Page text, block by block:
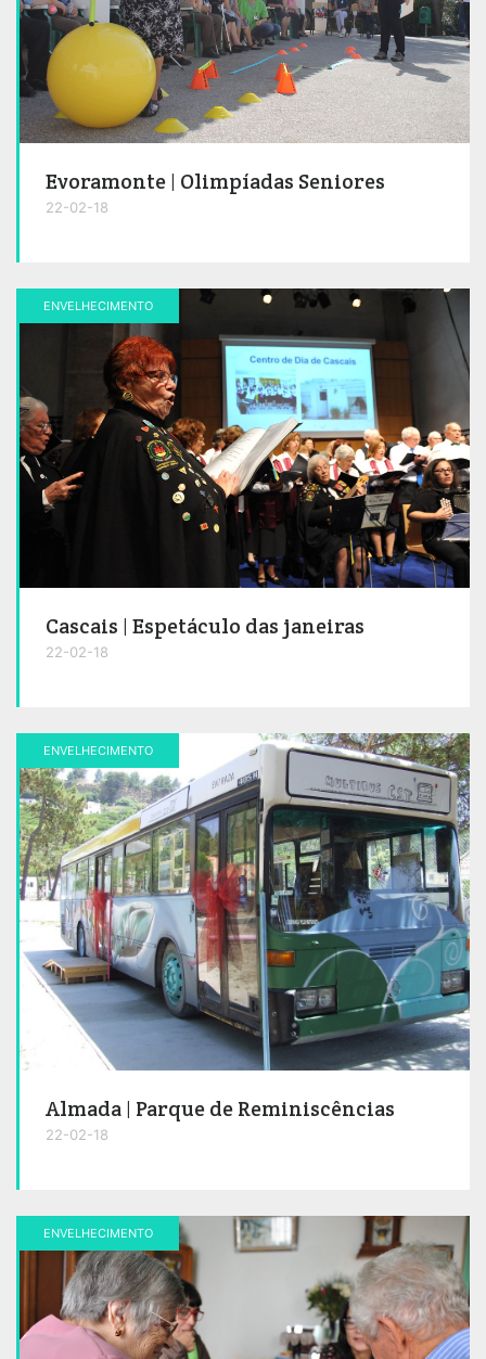
Evoramonte | Olimpíadas Seniores
22-02-18
ENVELHECIMENTO
Cascais | Espetáculo das janeiras
22-02-18
ENVELHECIMENTO
Almada | Parque de Reminiscências
22-02-18
ENVELHECIMENTO